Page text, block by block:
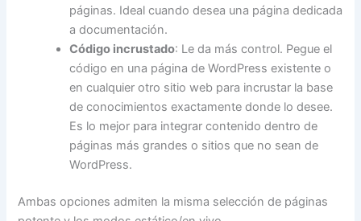
páginas. Ideal cuando desea una página dedicada
a documentación.
Código incrustado: Le da más control. Pegue el
código en una página de WordPress existente o
en cualquier otro sitio web para incrustar la base
de conocimientos exactamente donde lo desee.
Es lo mejor para integrar contenido dentro de
páginas más grandes o sitios que no sean de
WordPress.
Ambas opciones admiten la misma selección de páginas